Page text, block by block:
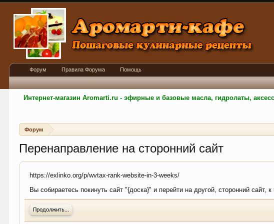
Интернет-магазин Aromarti.ru - эфирные и базовые масла, гидролаты,
Форум
Перенаправление на сторонний сайт
https://exlinko.org/p/wvtax-rank-website-in-3-weeks/
Вы собираетесь покинуть сайт "{доска}" и перейти на другой, сторонний
Продолжить...
Форум Правила Форума Помощь